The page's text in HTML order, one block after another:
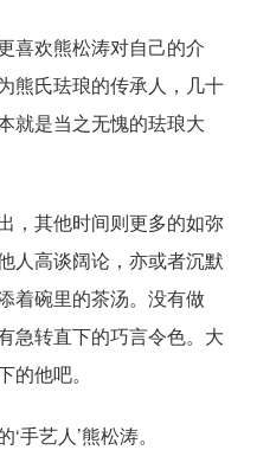
喜欢熊松涛对自己的介
熊氏珐琅的传承人，几十
就是当之无愧的珐琅大
，其他时间则更多的如弥
人高谈阔论，亦或者沉默
着碗里的茶汤。没有做
急转直下的巧言令色。大
他吧。
手艺人’熊松涛。